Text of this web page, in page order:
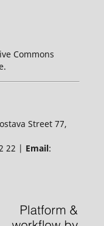
Commons
Street 77,
22 | Email: